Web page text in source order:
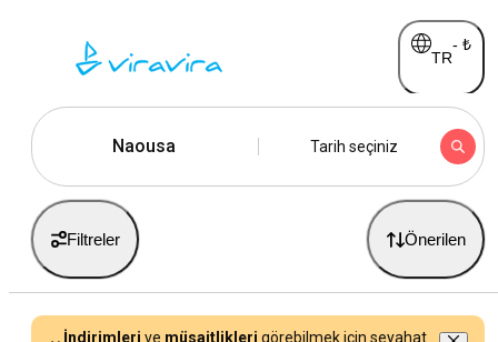
TR
- ₺
Naousa Tarih seçiniz
Filtreler Önerilen
İndirimleri ve müsaitlikleri görebilmek için seyahat